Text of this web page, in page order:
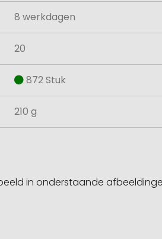
8 werkdagen
20
872 Stuk
210 g
in onderstaande